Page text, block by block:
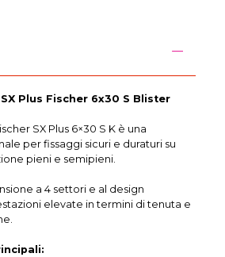
Plus Fischer 6x30 S Blister
SX Plus 6×30 S K è una
per fissaggi sicuri e duraturi su
pieni e semipieni.
a 4 settori e al design
elevate in termini di tenuta e